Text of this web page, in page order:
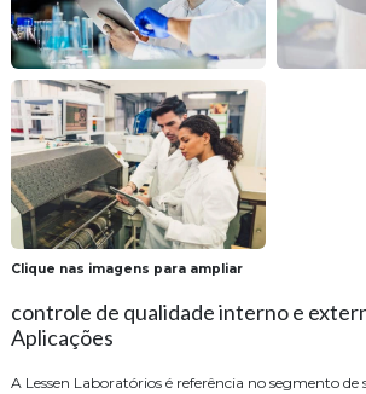
Clique nas imagens para ampliar
controle de qualidade interno e
Aplicações
A Lessen Laboratórios é referência no segmento de